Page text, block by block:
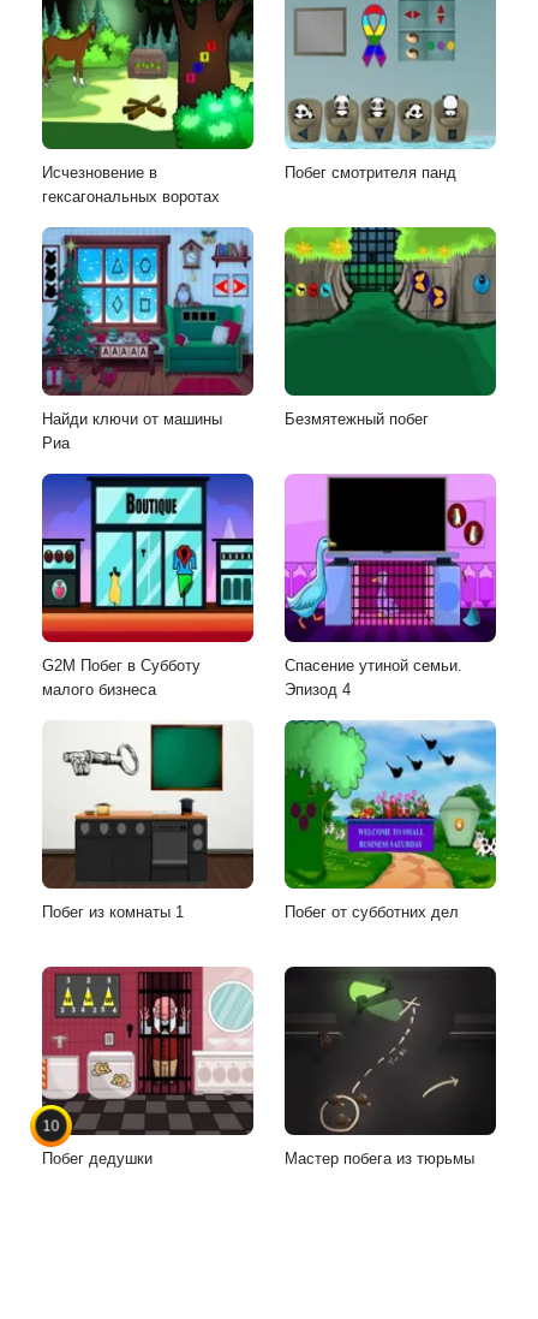
Исчезновение в
гексагональных воротах
Побег смотрителя панд
Найди ключи от машины
Риа
Безмятежный побег
G2M Побег в Субботу
малого бизнеса
Спасение утиной семьи.
Эпизод 4
Побег из комнаты 1 Побег от субботних дел
10
Побег дедушки Мастер побега из тюрьмы